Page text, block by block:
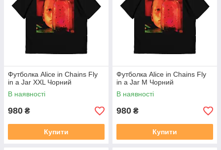
Футболка Alice in Chains Fly
in a Jar XXL Чорний
В наявності
980 ₴
Купити
Футболка Alice in Chains Fly
in a Jar M Чорний
В наявності
980 ₴
Купити